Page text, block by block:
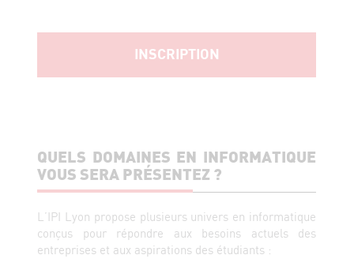
INSCRIPTION
QUELS DOMAINES EN INFORMATIQUE
VOUS SERA PRÉSENTEZ ?
L’IPI Lyon propose plusieurs univers en informatique
conçus pour répondre aux besoins actuels des
entreprises et aux aspirations des étudiants :